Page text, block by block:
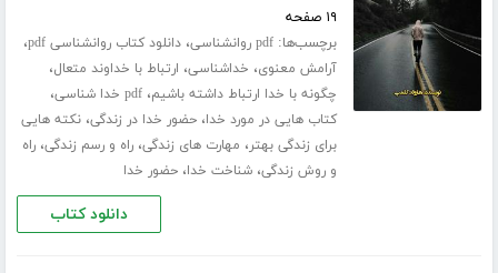
۱۹ صفحه
برچسب‌ها:pdf روانشناسی ،دانلود کتاب روانشناسی pdf ،
آرامش معنوی، خداشناسی، ارتباط با خداوند متعال،
چگونه با خدا ارتباط داشته باشیم،pdf خدا شناسی ،
کتاب هایی در مورد خدا،حضور خدا در زندگی،نکته هایی
برای زندگی بهتر، مهارت های زندگی،راه و رسم زندگی،راه
و روش زندگی،شناخت خدا،حضور خدا
دانلود کتاب